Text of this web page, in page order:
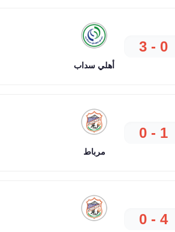
0 - 3
أهلي سداب
1 - 0
مرباط
4 - 0